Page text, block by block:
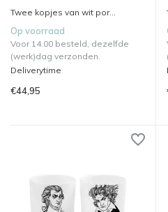
Twee kopjes van wit por...
Op voorraad
Voor 14.00 besteld, dezelfde
(werk)dag verzonden.
Deliverytime
€44,95